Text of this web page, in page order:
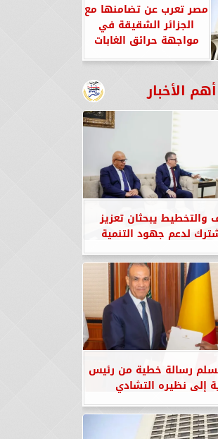
مصر تعرب عن تضامنها مع
الجزائر الشقيقة في
مواجهة حرائق الغابات
أهم الأخبار
والتخطيط يبحثان تعزيز
لدعم جهود التنمية
يسلم رسالة خطية من رئيس
إلى نظيره التشادي